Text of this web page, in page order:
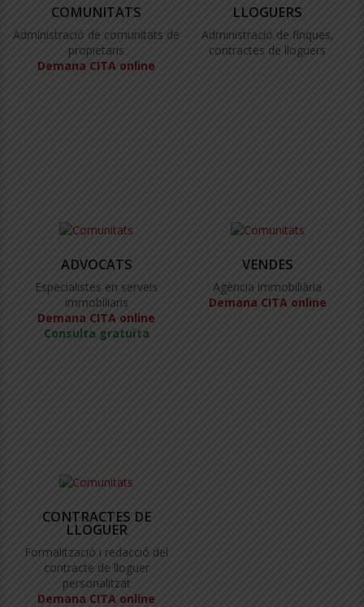
COMUNITATS
Administració de comunitats de
propietaris
Demana CITA online
LLOGUERS
Administració de finques,
contractes de lloguers
ADVOCATS
Especialistes en serveis
immobiliaris
Demana CITA online
Consulta gratuïta
VENDES
Agència immobiliària
Demana CITA online
CONTRACTES DE
LLOGUER
Formalització i redacció del
contracte de lloguer
personalitzat
Demana CITA online